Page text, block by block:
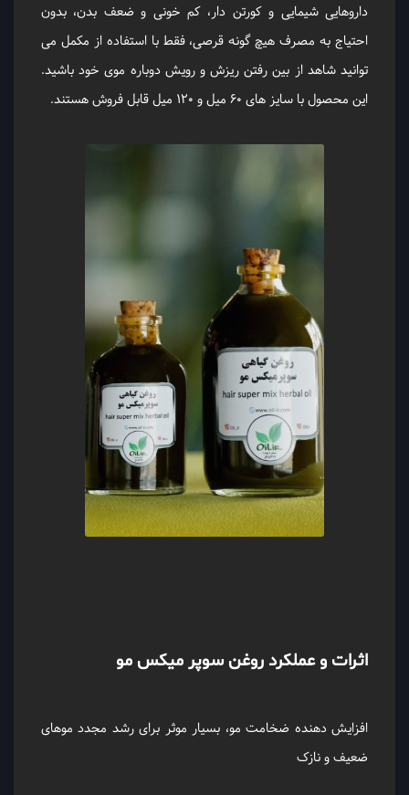
داروهایی شیمایی و کورتن دار، کم خونی و ضعف بدن، بدون
احتیاج به مصرف هیچ گونه قرصی، فقط با استفاده از مکمل می
توانید شاهد از بین رفتن ریزش و رویش دوباره موی خود باشید.
این محصول با سایز های 60 میل و 120 میل قابل فروش هستند.
اثرات و عملکرد روغن سوپر میکس مو
افزایش دهنده ضخامت مو، بسیار موثر برای رشد مجدد موهای
ضعیف و نازک